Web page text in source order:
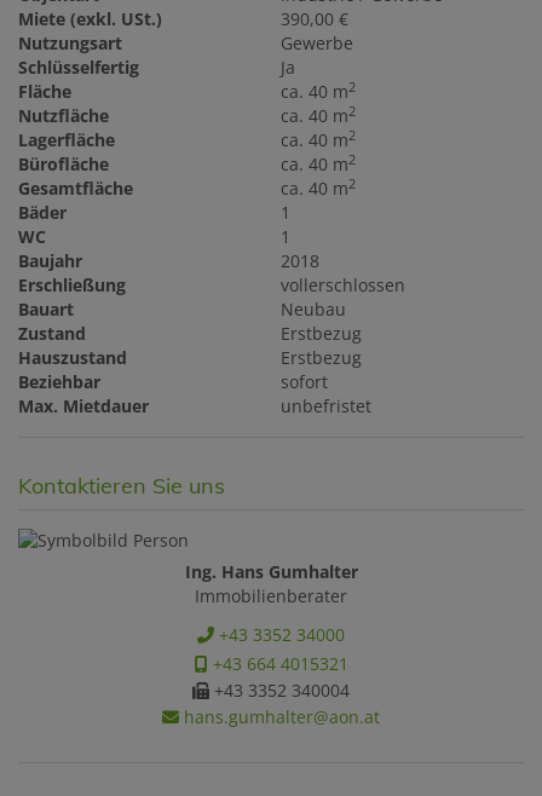
Miete (exkl. USt.)
390,00 €
Nutzungsart
Gewerbe
Schlüsselfertig
Ja
Fläche
ca. 40 m2
Nutzfläche ca. 40 m2
Lagerfläche ca. 40 m2
Bürofläche ca. 40 m2
Gesamtfläche ca. 40 m2
Bäder
1
WC
1
Baujahr
2018
Erschließung
vollerschlossen
Bauart
Neubau
Zustand
Erstbezug
Hauszustand
Erstbezug
Beziehbar
sofort
Max. Mietdauer
unbefristet
Kontaktieren Sie uns
Ing. Hans Gumhalter
Immobilienberater
+43 3352 34000
+43 664 4015321
+43 3352 340004
hans.gumhalter@aon.at